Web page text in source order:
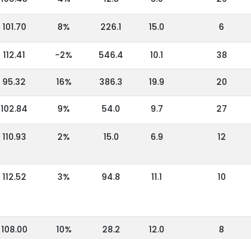
101.70 8% 226.1 15.0 6
112.41 -2% 546.4 10.1 38
95.32 16% 386.3 19.9 20
102.84 9% 54.0 9.7 27
110.93 2% 15.0 6.9 12
112.52 3% 94.8 11.1 10
108.00 10% 28.2 12.0 8